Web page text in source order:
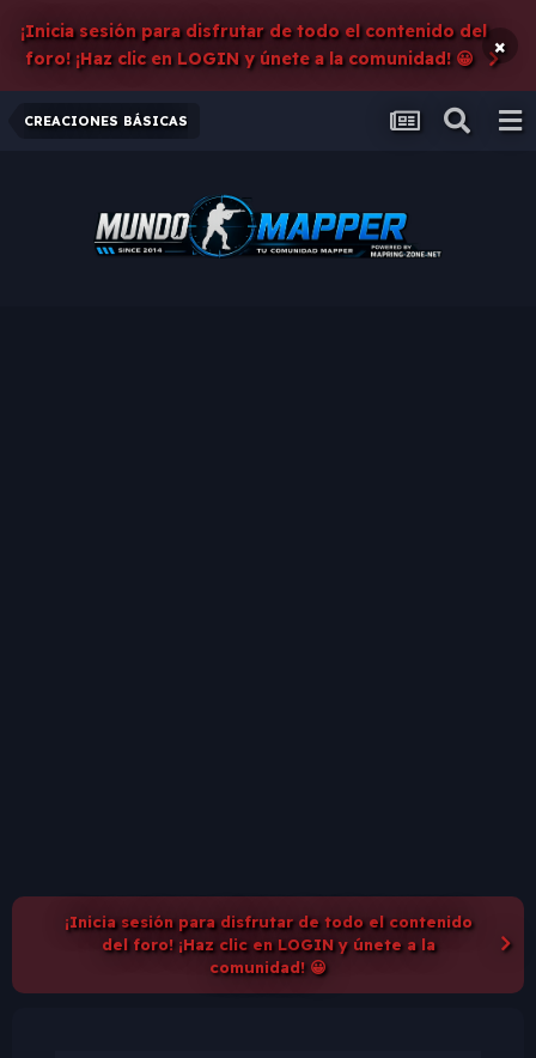
¡Inicia sesión para disfrutar de todo el contenido del
foro! ¡Haz clic en LOGIN y únete a la comunidad! 😀
×
CREACIONES BÁSICAS
¡Inicia sesión para disfrutar de todo el contenido
del foro! ¡Haz clic en LOGIN y únete a la
comunidad! 😀